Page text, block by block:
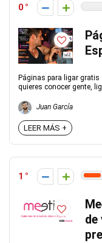
0
Páginas para ligar gratis
quieres conocer gente,
Juan García
LEER MÁS +
1